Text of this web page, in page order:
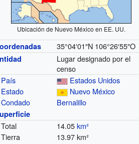
Ubicación de Nuevo México en EE. UU.
35°04′01″N 106°26′55″O
Lugar designado por el
censo
País
Estados Unidos
Estado
Nuevo México
Condado Bernalillo
Total 14.05km²
Tierra
13.97 km²